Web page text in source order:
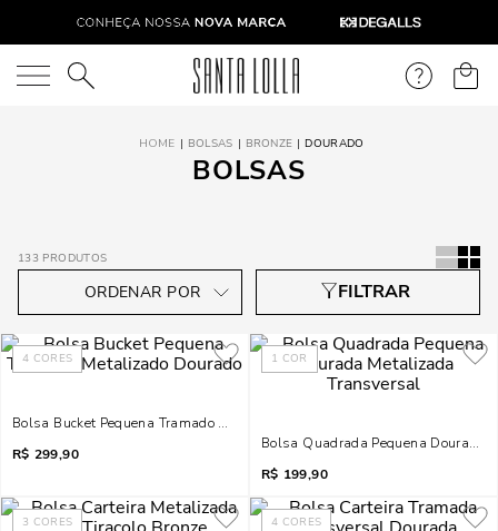
O que você está procurando?
BOLSAS BRONZE DOURADO
BOLSAS
133 PRODUTOS
4 CORES
Bolsa Bucket Pequena Tramado Metalizado Dourado
R$ 299,90
1 COR
Bolsa Quadrada Pequena Dourada
R$ 199,90
3 CORES 4 CORES